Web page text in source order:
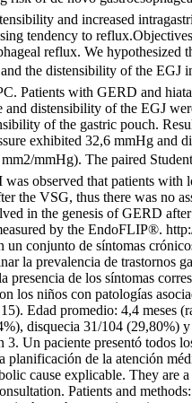
and increased
tendency to
reflux. We hypothesized
and the distensibility of the
Patients with GERD and
distensibility of the EGJ
of the gastric pouch.
exhibited 32,6 mmHg and
mmHg). The paired
observed that patients
the VSG, thus there was no
in the genesis of GERD
by the EndoFLIP®.
un conjunto de síntomas
la prevalencia de trastornos
presencia de los síntomas
los niños con patologías
Edad promedio: 4,4 meses
disquecia 31/104 (29,80%)
Un paciente presentó todos
planificación de la atención
cause explicable. They
Patients and